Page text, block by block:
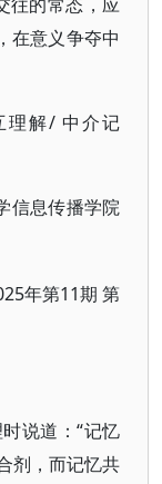
在意义争夺中
解/ 中介记
信息传播学院
年第11期 第
说道：“记忆
剂，而记忆共